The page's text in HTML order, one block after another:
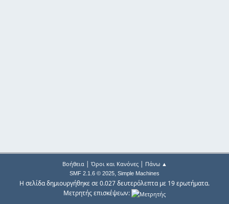
Βοήθεια| Όροι και Κανόνες| Πάνω ▲
SMF 2.1.6 © 2025, Simple Machines
Η σελίδα δημιουργήθηκε σε 0.027 δευτερόλεπτα με 19 ερωτήματα.
Μετρητής επισκέψεων: